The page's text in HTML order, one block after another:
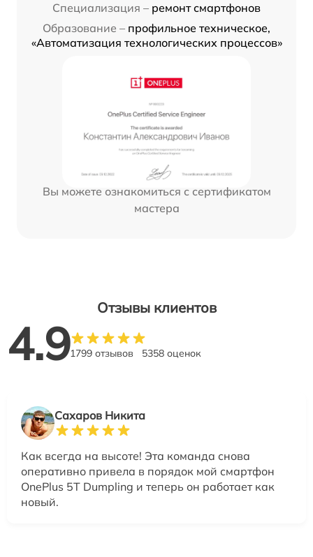
Специализация – ремонт смартфонов
Образование – профильное техническое,
«Автоматизация технологических процессов»
Вы можете ознакомиться с сертификатом
мастера
Отзывы клиентов
4.91799 отзывов 5358 оценок
Сахаров Никита
Как всегда на высоте! Эта команда снова
оперативно привела в порядок мой смартфон
OnePlus 5T Dumpling и теперь он работает как
новый.